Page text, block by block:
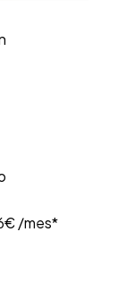
/mes*